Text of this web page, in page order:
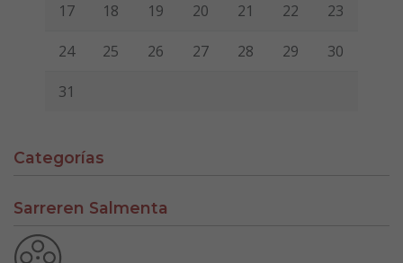
17 18 19 20 21 22 23
24 25 26 27 28 29 30
31
Categorías
Sarreren Salmenta